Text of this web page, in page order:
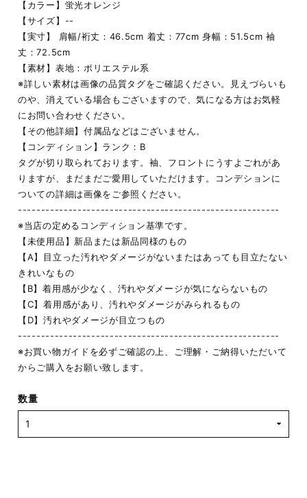
【カラー】蛍光オレンジ
【サイズ】--
【実寸】 肩幅/裄丈：46.5cm 着丈：77cm 身幅：51.5cm 袖
丈：72.5cm
【素材】表地：ポリエステル系
※詳しい素材は画像の品質タグをご確認ください。見えづらいも
のや、消えている場合もございますので、気になる方はお気軽
にお問い合わせください。
【その他詳細】付属品などはございません。
【コンディション】ランク：B
タグが切り取られております。袖、フロントにうすよごれがあ
りますが、まだまだご愛用していただけます。コンデションに
ついての詳細は画像をご参照ください。
---------------------------------------------------------
※当店の定めるコンディション基準です。
【未使用品】新品または新品同様のもの
【A】目立った汚れやダメージがないまたはあっても目立たない
きれいなもの
【B】着用感が少なく、汚れやダメージが気にならないもの
【C】着用感があり、汚れやダメージがみられるもの
【D】汚れやダメージが目立つもの
---------------------------------------------------------
※お買い物ガイドを必ずご確認の上、ご理解・ご納得いただいて
からご購入をお願い致します。
数量